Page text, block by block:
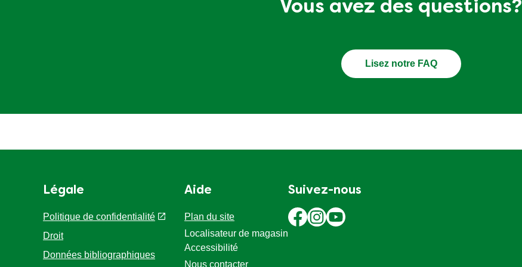
Vous avez des questions?
Lisez notre FAQ
Légale
Politique de confidentialité
Droit
Données bibliographiques
Aide
Plan du site
Localisateur de magasin
Accessibilité
Nous contacter
Suivez-nous